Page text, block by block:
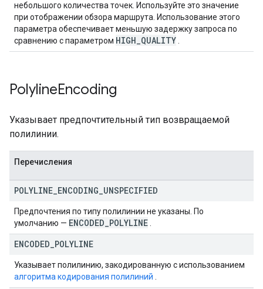
небольшого количества точек. Используйте это значение
при отображении обзора маршрута. Использование этого
параметра обеспечивает меньшую задержку запроса по
сравнению с параметром HIGH QUALITY
PolylineEncoding
Указывает предпочтительный тип возвращаемой
полилинии.
Перечисления
POLYLINE ENCODING UNSPECIFIED
Предпочтения по типу полилинии не указаны. По
умолчанию — ENCODED POLYLINE
ENCODED POLYLINE
Указывает полилинию, закодированную с использованием
алгоритма кодирования полилиний